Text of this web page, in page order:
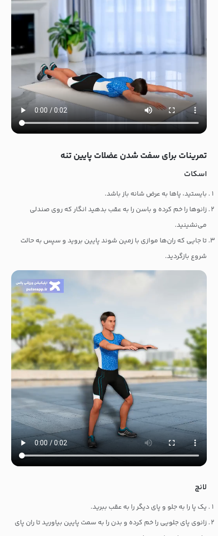
تمرینات برای سفت شدن عضلات پایین تنه
اسکات
بایستید، پاها به عرض شانه باز باشد.
زانوها را خم کرده و باسن را به عقب بدهید انگار که روی صندلی
می‌نشینید.
تا جایی که ران‌ها موازی با زمین شوند پایین بروید و سپس به حالت
شروع بازگردید.
لانچ
یک پا را به جلو و پای دیگر را به عقب ببرید.
زانوی پای جلویی را خم کرده و بدن را به سمت پایین بیاورید تا ران پای